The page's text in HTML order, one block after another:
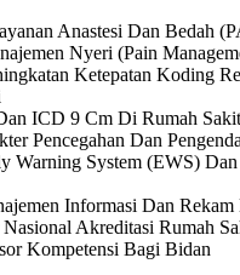
Anastesi Dan Bedah
Nyeri (Pain
Ketepatan Koding
ICD 9 Cm Di Rumah Sakit
Pencegahan Dan
Warning System (EWS)
Informasi Dan
Nasional Akreditasi Rumah
Kompetensi Bagi Bidan